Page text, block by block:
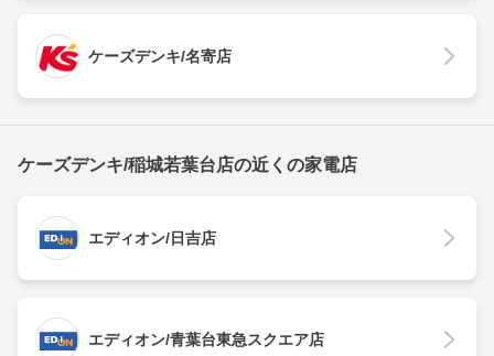
ケーズデンキ/名寄店
ケーズデンキ/稲城若葉台店の近くの家電店
エディオン/日吉店
エディオン/青葉台東急スクエア店